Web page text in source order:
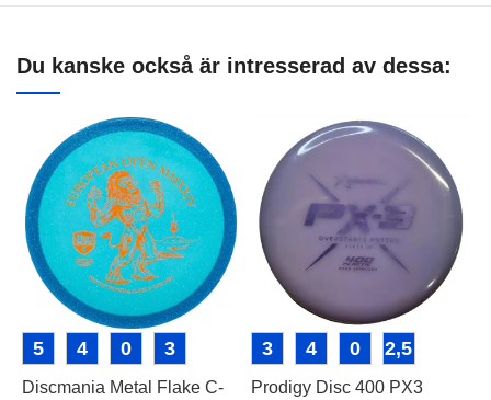
Du kanske också är intresserad av dessa:
5 4 0 3
Discmania Metal Flake C-
3 4 0 2,5
Prodigy Disc 400 PX3